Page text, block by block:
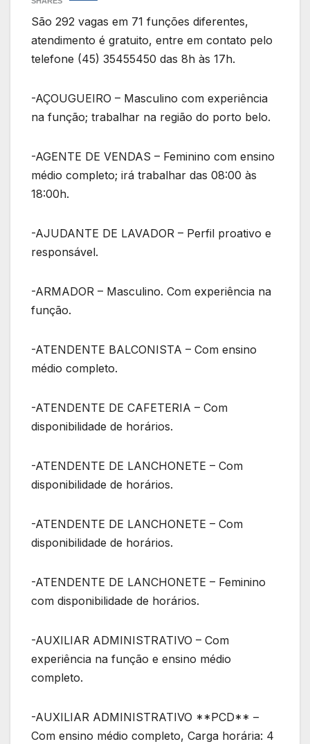
São 292 vagas em 71 funções diferentes,
atendimento é gratuito, entre em contato pelo
telefone (45) 35455450 das 8h às 17h.
-AÇOUGUEIRO – Masculino com experiência
na função; trabalhar na região do porto belo.
-AGENTE DE VENDAS – Feminino com ensino
médio completo; irá trabalhar das 08:00 às
18:00h.
-AJUDANTE DE LAVADOR – Perfil proativo e
responsável.
-ARMADOR – Masculino. Com experiência na
função.
-ATENDENTE BALCONISTA – Com ensino
médio completo.
-ATENDENTE DE CAFETERIA – Com
disponibilidade de horários.
-ATENDENTE DE LANCHONETE – Com
disponibilidade de horários.
-ATENDENTE DE LANCHONETE – Com
disponibilidade de horários.
-ATENDENTE DE LANCHONETE – Feminino
com disponibilidade de horários.
-AUXILIAR ADMINISTRATIVO – Com
experiência na função e ensino médio
completo.
-AUXILIAR ADMINISTRATIVO **PCD** –
Com ensino médio completo, Carga horária: 4